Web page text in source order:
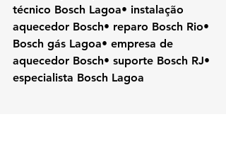
técnico Bosch Lagoa• instalação
aquecedor Bosch• reparo Bosch Rio•
Bosch gás Lagoa• empresa de
aquecedor Bosch• suporte Bosch RJ•
especialista Bosch Lagoa